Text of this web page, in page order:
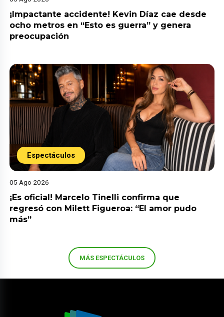
¡Impactante accidente! Kevin Díaz cae desde
ocho metros en “Esto es guerra” y genera
preocupación
Espectáculos
05 Ago 2026
¡Es oficial! Marcelo Tinelli confirma que
regresó con Milett Figueroa: “El amor pudo
más”
MÁS ESPECTÁCULOS